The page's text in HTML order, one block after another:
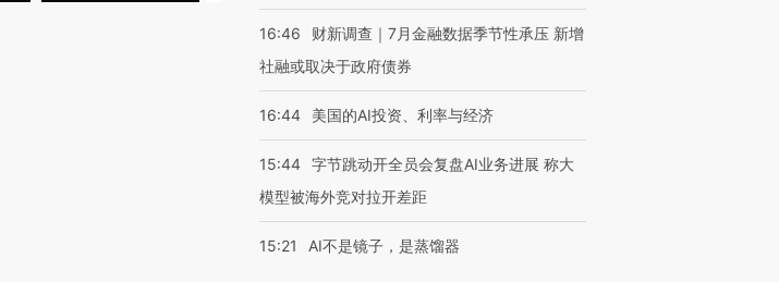
16:46
财新调查｜7月金融数据季节性承压 新增
社融或取决于政府债券
16:44 美国的AI投资、利率与经济
15:44 字节跳动开全员会复盘AI业务进展 称大
模型被海外竞对拉开差距
15:21 AI不是镜子，是蒸馏器